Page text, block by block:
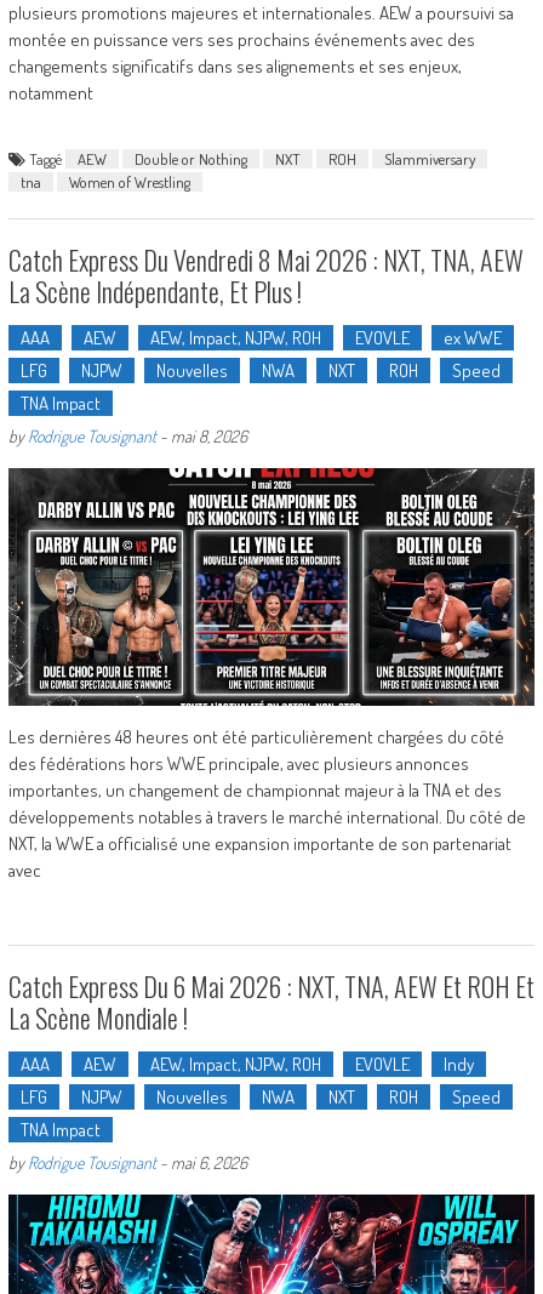
plusieurs promotions majeures et internationales. AEW a poursuivi sa
montée en puissance vers ses prochains événements avec des
changements significatifs dans ses alignements et ses enjeux,
notamment
Taggé AEW Double or Nothing NXT ROH
Slammiversary
tna
Women of Wrestling
Catch Express Du Vendredi 8 Mai 2026 : NXT, TNA, AEW
La Scène Indépendante, Et Plus !
AAA AEW AEW, Impact, NJPW, ROH EVOVLE
ex WWE
LFG
NJPW Nouvelles NWA NXT ROH
Speed
TNA Impact
byRodrigue Tousignant- mai 8, 2026
Les dernières 48 heures ont été particulièrement chargées du côté
des fédérations hors WWE principale, avec plusieurs annonces
importantes, un changement de championnat majeur à la TNA et des
développements notables à travers le marché international. Du côté de
NXT, la WWE a officialisé une expansion importante de son partenariat
avec
Catch Express Du 6 Mai 2026 : NXT, TNA, AEW Et ROH Et
La Scène Mondiale !
AAA AEW AEW, Impact, NJPW, ROH EVOVLE
Indy
LFG
NJPW Nouvelles NWA NXT ROH
Speed
TNA Impact
byRodrigue Tousignant- mai 6, 2026